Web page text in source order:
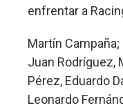
enfrentar a
Martín
Juan Rodríguez,
Pérez, Eduardo
Leonardo